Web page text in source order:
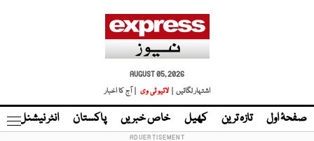
AUGUST 05, 2026
اشتہار لگائیں |
لائیو ٹی وی | آج کا اخبار
صفحۂ اول تازہ ترین کھیل خاص خبریں پاکستان انٹر نیشنل